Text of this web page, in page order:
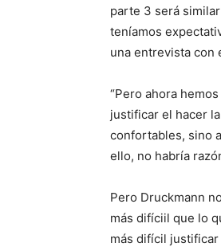
parte 3 será
teníamos
una entrevista con
“Pero ahora
justificar el hacer
confortables, sino
ello, no habría
Pero Druckmann
más difíciil que lo
más difícil justificar